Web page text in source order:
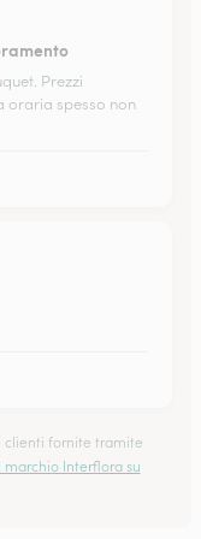
Prezzi
oraria spesso non
clienti fornite tramite
Interflora su